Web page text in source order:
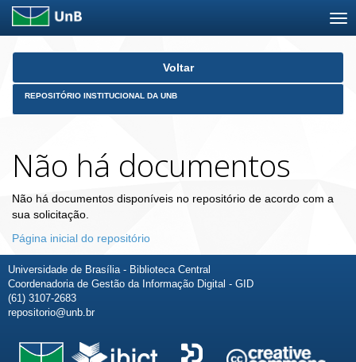
Skip
Voltar
REPOSITÓRIO INSTITUCIONAL DA UNB
Não há documentos
Não há documentos disponíveis no repositório de acordo com a
sua solicitação.
Página inicial do repositório
Universidade de Brasília - Biblioteca Central
Coordenadoria de Gestão da Informação Digital - GID
(61) 3107-2683
repositorio@unb.br